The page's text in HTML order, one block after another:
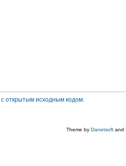
Theme by Danetsoft and